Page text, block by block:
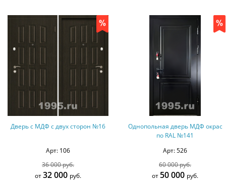
Дверь с МДФ с двух сторон №16
Арт: 106
36 000 руб.
от32 000 руб.
Однопольная дверь МДФ окрас
по RAL №141
Арт: 526
60 000 руб.
от 50 000 руб.